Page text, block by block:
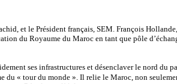
et le Président français, SEM. François
du Royaume du Maroc en tant que pôle
ses infrastructures et désenclaver le nord du
du « tour du monde ». Il relie le Maroc, non